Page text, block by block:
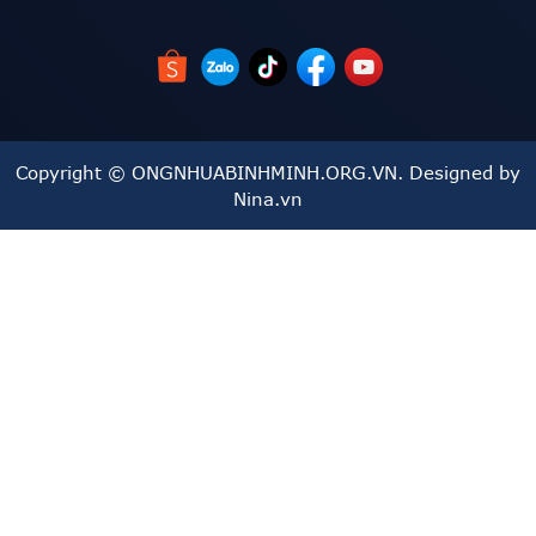
lượng nhẹ, dễ dàng vận chuyển và lắp đặt, giúp tiết
Thiết kế sọc xanh nổi bật: Thiết kế sọc xanh chạy dọc
Copyright © ONGNHUABINHMINH.ORG.VN. Designed by
Nina.vn